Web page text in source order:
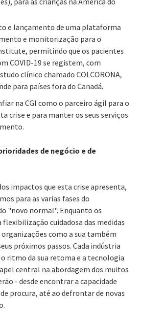
e lançamento de uma plataforma
e monitorização para o
permitindo que os pacientes
COVID-19 se registem, com
clínico chamado COLCORONA,
para países fora do Canadá.
na CGI como o parceiro ágil para o
crise e para manter os seus serviços
de negócio e de
impactos que esta crise apresenta,
para as varias fases do
"novo normal". Enquanto os
cuidadosa das medidas
como a sua também
próximos passos. Cada indústria
ritmo da sua retoma e a tecnologia
central na abordagem dos muitos
- desde encontrar a capacidade
procura, até ao defrontar de novas